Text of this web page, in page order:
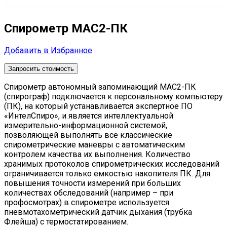
Спирометр МАС2-ПК
Добавить в Избранное
Запросить стоимость
Спирометр автономный запоминающий МАС2-ПК
(спирограф) подключается к персональному компьютеру
(ПК), на который устанавливается экспертное ПО
«ИнтелСпиро», и является интеллектуальной
измерительно-информационной системой,
позволяющей выполнять все классические
спирометрические маневры с автоматическим
контролем качества их выполнения. Количество
хранимых протоколов спирометрических исследований
ограничивается только емкостью накопителя ПК. Для
повышения точности измерений при больших
количествах обследований (например – при
профосмотрах) в спирометре используется
пневмотахометрический датчик дыхания (трубка
Флейша) с термостатированием.